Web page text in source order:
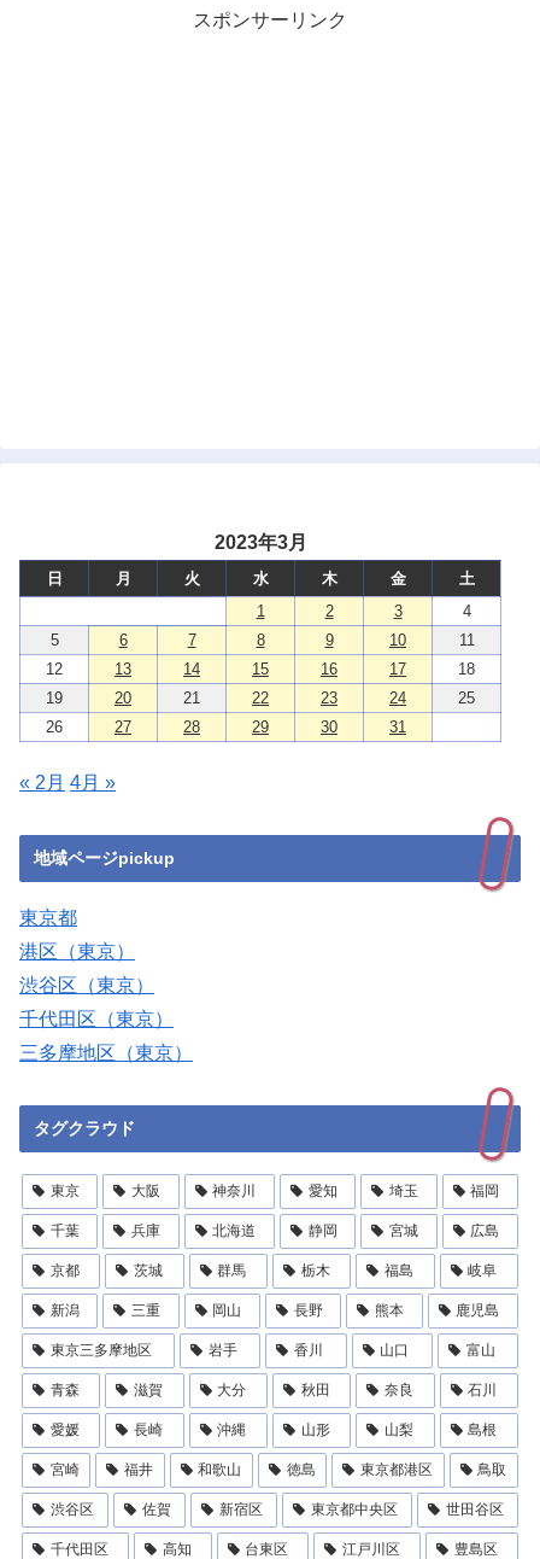
スポンサーリンク
2023年3月
日 月 火 水 木 金
土
1
2 3
4
5
6 7 8 9 10
11
12
13 14 15 16 17
18
19
20 21 22 23 24
25
26
27 28 29 30 31
« 2月 4月 »
地域ページpickup
東京都
港区（東京）
渋谷区（東京）
千代田区（東京）
三多摩地区（東京）
タグクラウド
東京 大阪 神奈川 愛知 埼玉 福岡
千葉 兵庫 北海道 静岡 宮城 広島
京都 茨城 群馬 栃木 福島 岐阜
新潟 三重 岡山 長野 熊本 鹿児島
東京三多摩地区 岩手 香川 山口 富山
青森 滋賀 大分 秋田 奈良 石川
愛媛 長崎 沖縄 山形 山梨 島根
宮崎 福井 和歌山 徳島 東京都港区 鳥取
渋谷区 佐賀 新宿区 東京都中央区 世田谷区
千代田区 高知 台東区 江戸川区 豊島区